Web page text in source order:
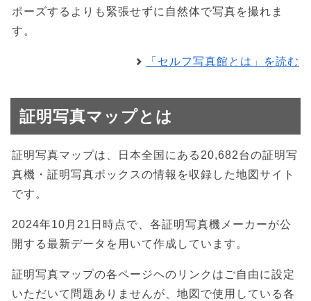
ポーズするよりも緊張せずに自然体で写真を撮れま
す。
「セルフ写真館とは」を読む
証明写真マップとは
証明写真マップは、日本全国にある20,682台の証明写
真機・証明写真ボックスの情報を収録した地図サイト
です。
2024年10月21日時点で、各証明写真機メーカーが公
開する最新データを用いて作成しています。
証明写真マップの各ページヘのリンクはご自由に設定
いただいて問題ありませんが、地図で使用している各